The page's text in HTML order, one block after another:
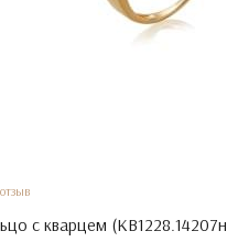
с кварцем (КВ1228.14207н